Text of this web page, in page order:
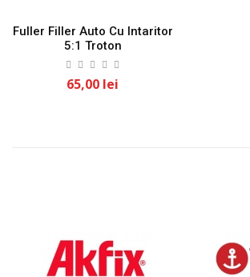
Fuller Filler Auto Cu Intaritor
5:1 Troton
65,00 lei